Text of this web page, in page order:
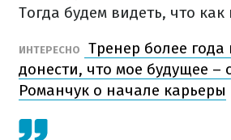
Тогда будем видеть, что как
ИНТЕРЕСНО
Тренер более года
донести, что мое будущее –
Романчук о начале карьеры